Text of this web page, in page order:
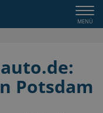
MENÜ
Potsdam